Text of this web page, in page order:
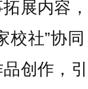
展内容
校社”协
创作，